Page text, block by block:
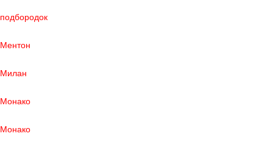
подбородок
Ментон
Милан
Монако
Монако